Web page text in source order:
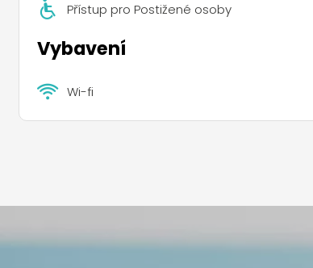
Přístup pro Postižené osoby
Vybavení
Wi-fi